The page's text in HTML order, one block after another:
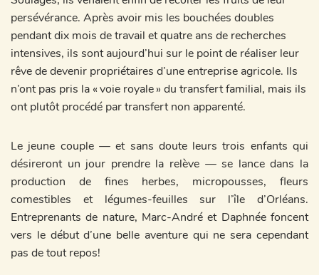
persévérance. Après avoir mis les bouchées doubles
pendant dix mois de travail et quatre ans de recherches
intensives, ils sont aujourd’hui sur le point de réaliser leur
rêve de devenir propriétaires d’une entreprise agricole. Ils
n’ont pas pris la « voie royale » du transfert familial, mais ils
ont plutôt procédé par transfert non apparenté.
Le jeune couple — et sans doute leurs trois enfants qui
désireront un jour prendre la relève — se lance dans la
production de fines herbes, micropousses, fleurs
comestibles et légumes-feuilles sur l’île d’Orléans.
Entreprenants de nature, Marc-André et Daphnée foncent
vers le début d’une belle aventure qui ne sera cependant
pas de tout repos!